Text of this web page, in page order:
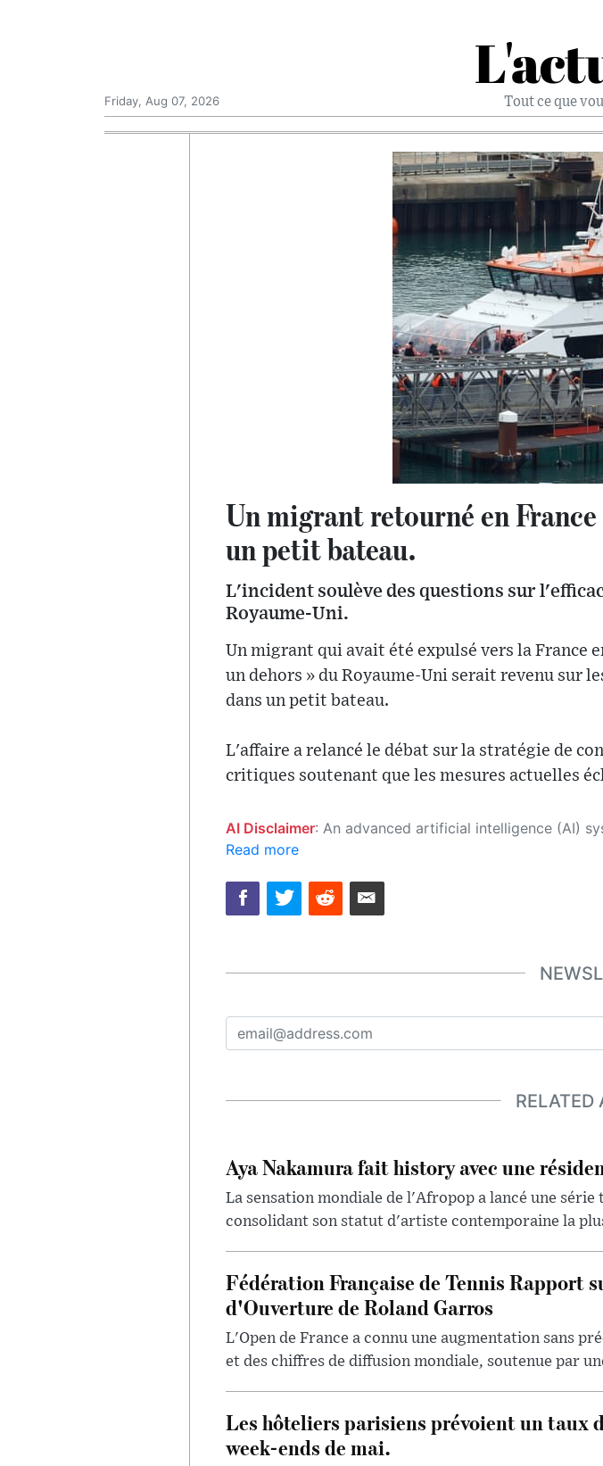
Tout ce que
Friday, Aug 07, 2026
Un migrant retourné en
un petit bateau.
L'incident soulève des questions sur
Royaume-Uni.
Un migrant qui avait été expulsé vers la France
un dehors » du Royaume-Uni serait revenu sur
dans un petit bateau.
L'affaire a relancé le débat sur la stratégie de
critiques soutenant que les mesures actuelles
AI Disclaimer: An advanced artificial intelligence (AI) system generated the content of this page on its own. This innovative technology conducts extensive research from a variety of reliable sources, performs rigorous fact-checking and verification, cleans up and balances biased or manipulated
Read more
RELATED
Aya Nakamura fait history avec une
La sensation mondiale de l'Afropop a lancé une
consolidant son statut d'artiste contemporaine la
Fédération Française de Tennis Rapport
d'Ouverture de Roland Garros
L'Open de France a connu une augmentation sans
et des chiffres de diffusion mondiale, soutenue par
Les hôteliers parisiens prévoient un taux
week-ends de mai.